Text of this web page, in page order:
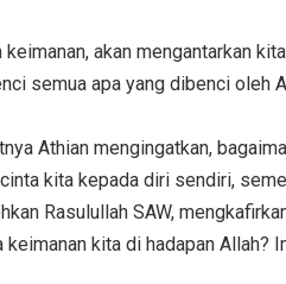
keimanan, akan mengantarkan
semua apa yang dibenci oleh
Athian mengingatkan,
kita kepada diri sendiri,
Rasulullah SAW,
keimanan kita di hadapan Allah?